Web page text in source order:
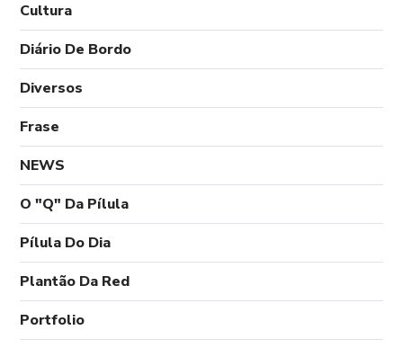
Cultura
Diário De Bordo
Diversos
Frase
NEWS
O "Q" Da Pílula
Pílula Do Dia
Plantão Da Red
Portfolio